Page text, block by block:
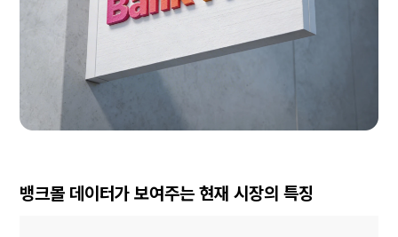
뱅크몰 데이터가 보여주는 현재 시장의 특징